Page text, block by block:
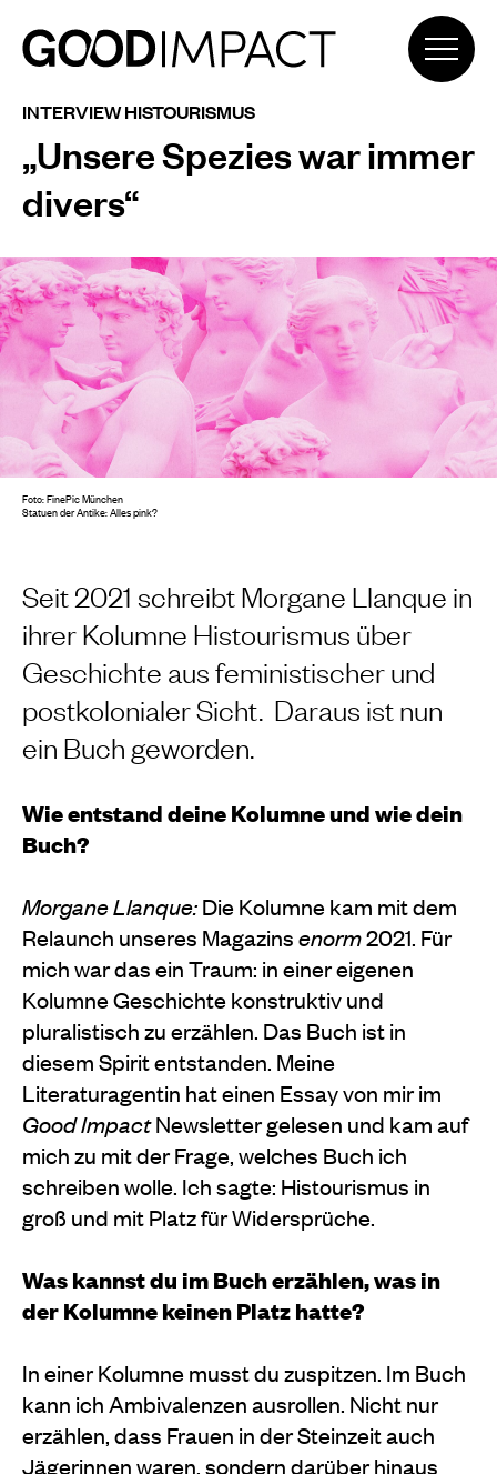
INTERVIEW HISTOURISMUS
„Unsere Spezies war immer
divers“
Seit 2021 schreibt Morgane Llanque in
ihrer Kolumne Histourismus über
Geschichte aus feministischer und
postkolonialer Sicht. Daraus ist nun
ein Buch geworden.
Wie entstand deine Kolumne und wie dein
Buch?
Morgane Llanque:Die Kolumne kam mit dem
Relaunch unseres Magazinsenorm2021. Für
mich war das ein Traum: in einer eigenen
Kolumne Geschichte konstruktiv und
pluralistisch zu erzählen. Das Buch ist in
diesem Spirit entstanden. Meine
Literaturagentin hat einen Essay von mir im
Good ImpactNewsletter gelesen und kam auf
mich zu mitder Frage, welches Buch ich
schreiben wolle. Ich sagte: Histourismus in
groß und mit Platz für Widersprüche.
Was kannst du im Buch erzählen, was in
der Kolumne keinen Platz hatte?
In einer Kolumne musst du zuspitzen. Im Buch
kann ich Ambivalenzen ausrollen. Nicht nur
erzählen, dass Frauen in der Steinzeit auch
Jägerinnen waren, sondern darüber hinaus
Foto: FinePic München
Statuen der Antike: Alles pink?